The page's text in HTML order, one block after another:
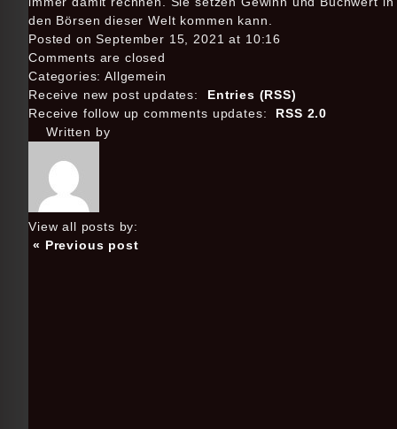
den Börsen dieser Welt kommen kann.
Posted on September 15, 2021 at 10:16
Comments are closed
Categories: Allgemein
Receive new post updates:
Entries (RSS)
Receive follow up comments updates:
RSS 2.0
Written by
View all posts by:
« Previous post